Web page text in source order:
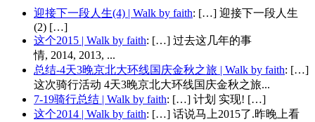
迎接下一段人生(4) | Walk by faith: […] 迎接下一段人生
(2) […]
这个2015 | Walk by faith: […] 过去这几年的事
情, 2014, 2013, ...
总结-4天3晚京北大环线国庆金秋之旅 | Walk by faith: […]
这次骑行活动 4天3晚京北大环线国庆金秋之旅...
7-19骑行总结 | Walk by faith: […] 计划 实现! […]
这个2014 | Walk by faith: […] 话说马上2015了.昨晚上看